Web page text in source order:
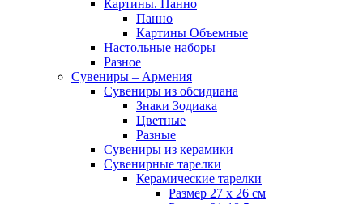
Картины. Панно
Панно
Картины Объемные
Настольные наборы
Разное
Сувениры – Армения
Сувениры из обсидиана
Знаки Зодиака
Цветные
Разные
Сувениры из керамики
Сувенирные тарелки
Керамические тарелки
Размер 27 х 26 см